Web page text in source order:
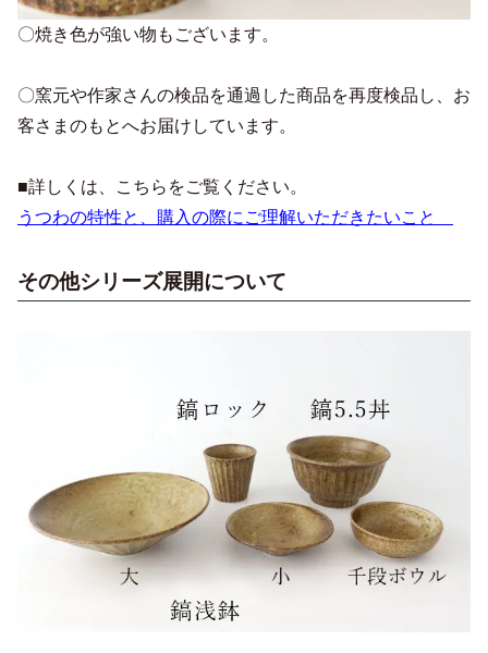
〇焼き色が強い物もございます。
〇窯元や作家さんの検品を通過した商品を再度検品し、お
客さまのもとへお届けしています。
■詳しくは、こちらをご覧ください。
うつわの特性と、購入の際にご理解いただきたいこと
その他シリーズ展開について